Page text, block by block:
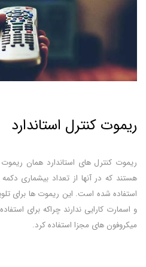
ریموت کنترل استاندارد
ریموت کنترل های استاندارد همان
هستند که در آنها از تعداد بیشماری
استفاده شده است. این ریموت ها برای
و اسمارت کارایی ندارند چراکه برای
میکروفون های مجزا استفاده کرد.